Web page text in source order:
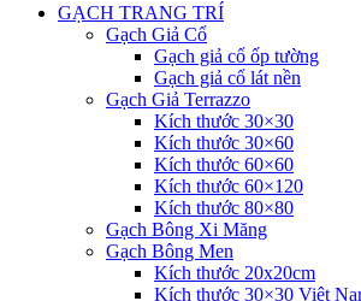
GẠCH TRANG TRÍ
Gạch Giả Cổ
Gạch giả cổ ốp tường
Gạch giả cổ lát nền
Gạch Giả Terrazzo
Kích thước 30×30
Kích thước 30×60
Kích thước 60×60
Kích thước 60×120
Kích thước 80×80
Gạch Bông Xi Măng
Gạch Bông Men
Kích thước 20x20cm
Kích thước 30×30 Việt